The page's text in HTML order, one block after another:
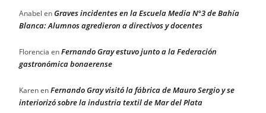
Anabel enGraves incidentes en la Escuela Media N°3 de Bahía
Blanca: Alumnos agredieron a directivos y docentes
Florencia enFernando Gray estuvo junto a la Federación
gastronómica bonaerense
KarenenFernando Gray visitó la fábrica de Mauro Sergio y se
interiorizó sobre la industria textil de Mar del Plata